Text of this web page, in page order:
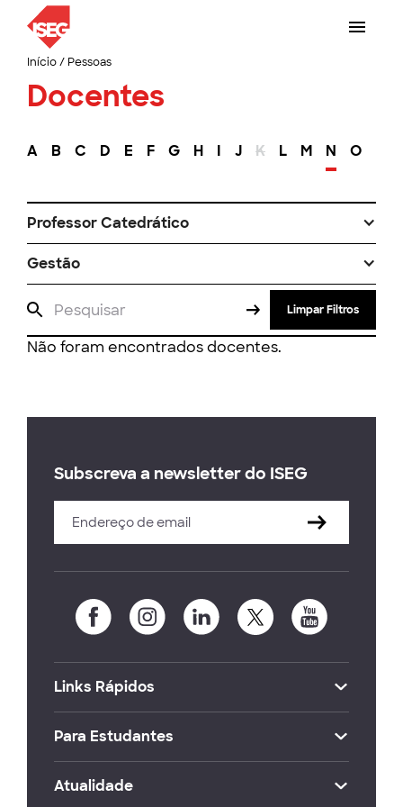
Início/ Pessoas
Docentes
A B C D E F G H I J K L M N O
Professor Catedrático
Gestão
Limpar Filtros
Não foram encontrados docentes.
Subscreva a newsletter do ISEG
Links Rápidos
Para Estudantes
Atualidade